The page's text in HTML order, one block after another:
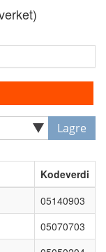
Lagre
Kodeverdi
05140903
05070703